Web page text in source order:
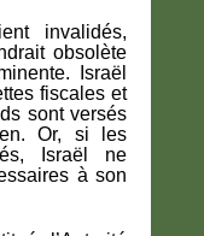
invalidés,
obsolète
Israël
fiscales et
sont versés
Or, si les
Israël ne
à son